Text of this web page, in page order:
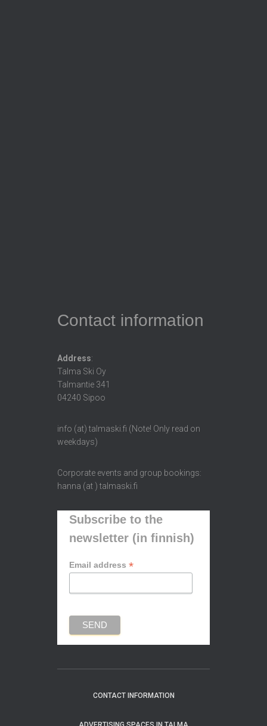
Contact information
Address:
Talma Ski Oy
Talmantie 341
04240 Sipoo
info (at) talmaski.fi (Note! Only read on
weekdays)
Corporate events and group bookings:
hanna (at ) talmaski.fi
Subscribe to the
newsletter (in finnish)
Email address *
CONTACT INFORMATION